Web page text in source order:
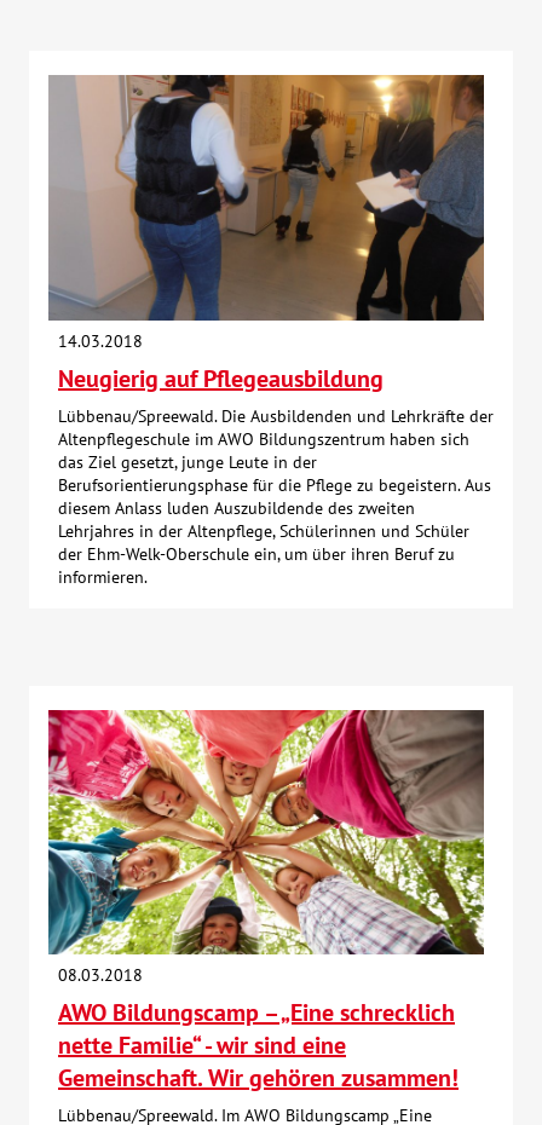
14.03.2018
Neugierig auf Pflegeausbildung
Lübbenau/Spreewald. Die Ausbildenden und Lehrkräfte der
Altenpflegeschule im AWO Bildungszentrum haben sich
das Ziel gesetzt, junge Leute in der
Berufsorientierungsphase für die Pflege zu begeistern. Aus
diesem Anlass luden Auszubildende des zweiten
Lehrjahres in der Altenpflege, Schülerinnen und Schüler
der Ehm-Welk-Oberschule ein, um über ihren Beruf zu
informieren.
08.03.2018
AWO Bildungscamp – „Eine schrecklich
nette Familie“ - wir sind eine
Gemeinschaft. Wir gehören zusammen!
Lübbenau/Spreewald. Im AWO Bildungscamp „Eine